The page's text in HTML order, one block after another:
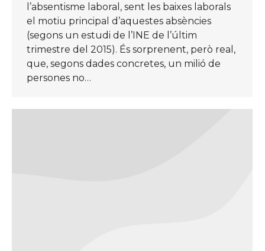
l’absentisme laboral, sent les baixes laborals
el motiu principal d’aquestes absències
(segons un estudi de l’INE de l’últim
trimestre del 2015). És sorprenent, però real,
que, segons dades concretes, un milió de
persones no…